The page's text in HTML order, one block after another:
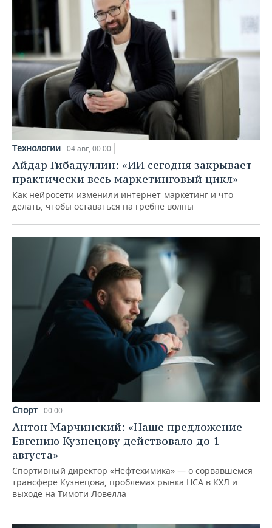
Технологии 04 авг, 00:00
Айдар Гибадуллин: «ИИ сегодня закрывает
практически весь маркетинговый цикл»
Как нейросети изменили интернет-маркетинг и что
делать, чтобы оставаться на гребне волны
Спорт 00:00
Антон Марчинский: «Наше предложение
Евгению Кузнецову действовало до 1
августа»
Спортивный директор «Нефтехимика» — о сорвавшемся
трансфере Кузнецова, проблемах рынка НСА в КХЛ и
выходе на Тимоти Ловелла